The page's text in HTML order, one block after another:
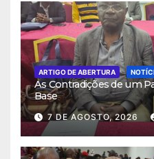
ARTIGO DE ABERTURA
As Contradições de um
Base
7 DE AGOSTO, 2026